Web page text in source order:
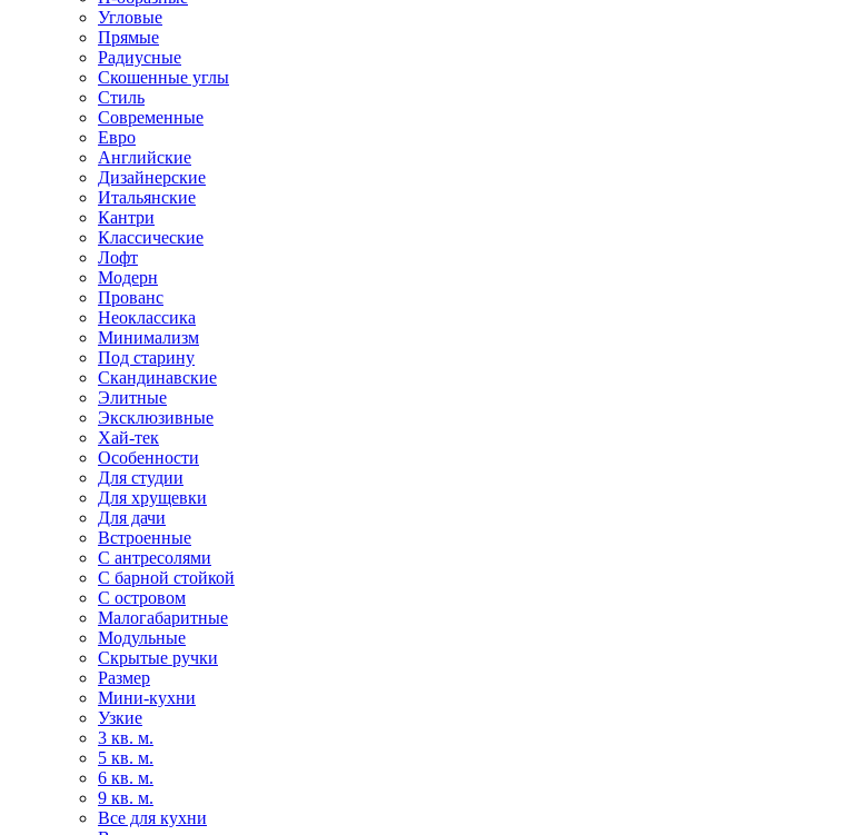
Угловые
Прямые
Радиусные
Скошенные углы
Стиль
Современные
Евро
Английские
Дизайнерские
Итальянские
Кантри
Классические
Лофт
Модерн
Прованс
Неоклассика
Минимализм
Под старину
Скандинавские
Элитные
Эксклюзивные
Хай-тек
Особенности
Для студии
Для хрущевки
Для дачи
Встроенные
С антресолями
С барной стойкой
С островом
Малогабаритные
Модульные
Скрытые ручки
Размер
Мини-кухни
Узкие
3 кв. м.
5 кв. м.
6 кв. м.
9 кв. м.
Все для кухни